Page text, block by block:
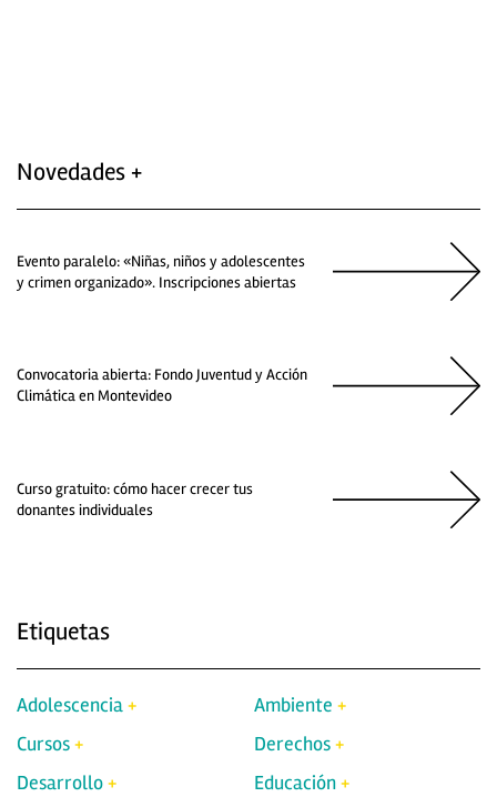
Novedades +
Evento paralelo: «Niñas, niños y adolescentes
y crimen organizado». Inscripciones abiertas
Convocatoria abierta: Fondo Juventud y Acción
Climática en Montevideo
Curso gratuito: cómo hacer crecer tus
donantes individuales
Etiquetas
Adolescencia
Ambiente
Cursos
Derechos
Desarrollo
Educación